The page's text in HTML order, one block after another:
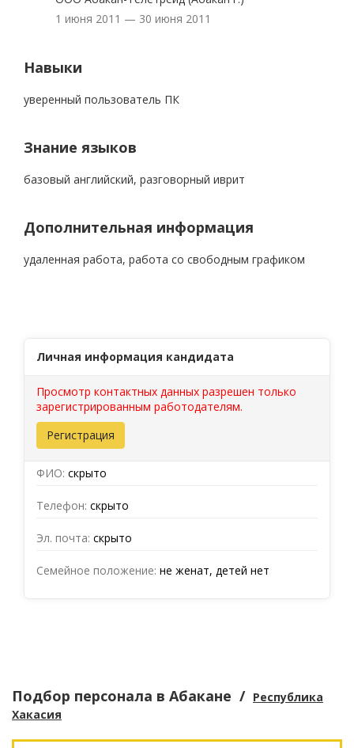
1 июня 2011 — 30 июня 2011
Навыки
уверенный пользователь ПК
Знание языков
базовый английский, разговорный иврит
Дополнительная информация
удаленная работа, работа со свободным графиком
Личная информация кандидата
Просмотр контактных данных разрешен только
зарегистрированным работодателям.
Регистрация
ФИО: скрыто
Телефон: скрыто
Эл. почта: скрыто
Семейное положение: не женат, детей нет
Подбор персонала в Абакане / Республика
Хакасия